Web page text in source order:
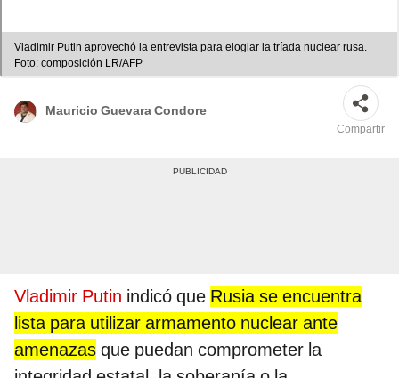
Vladimir Putin aprovechó la entrevista para elogiar la tríada nuclear rusa.
Foto: composición LR/AFP
Mauricio Guevara Condore
Compartir
Vladimir Putin indicó que Rusia se encuentra
lista para utilizar armamento nuclear ante
amenazas que puedan comprometer la